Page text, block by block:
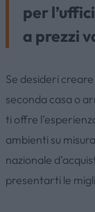
per
a prezzi
Se desideri
seconda casa o
ti offre
ambienti su
nazionale
presentarti le